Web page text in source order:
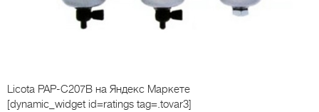
Licota PAP-C207B на Яндекс Маркете
[dynamic_widget id=ratings tag=.tovar3]